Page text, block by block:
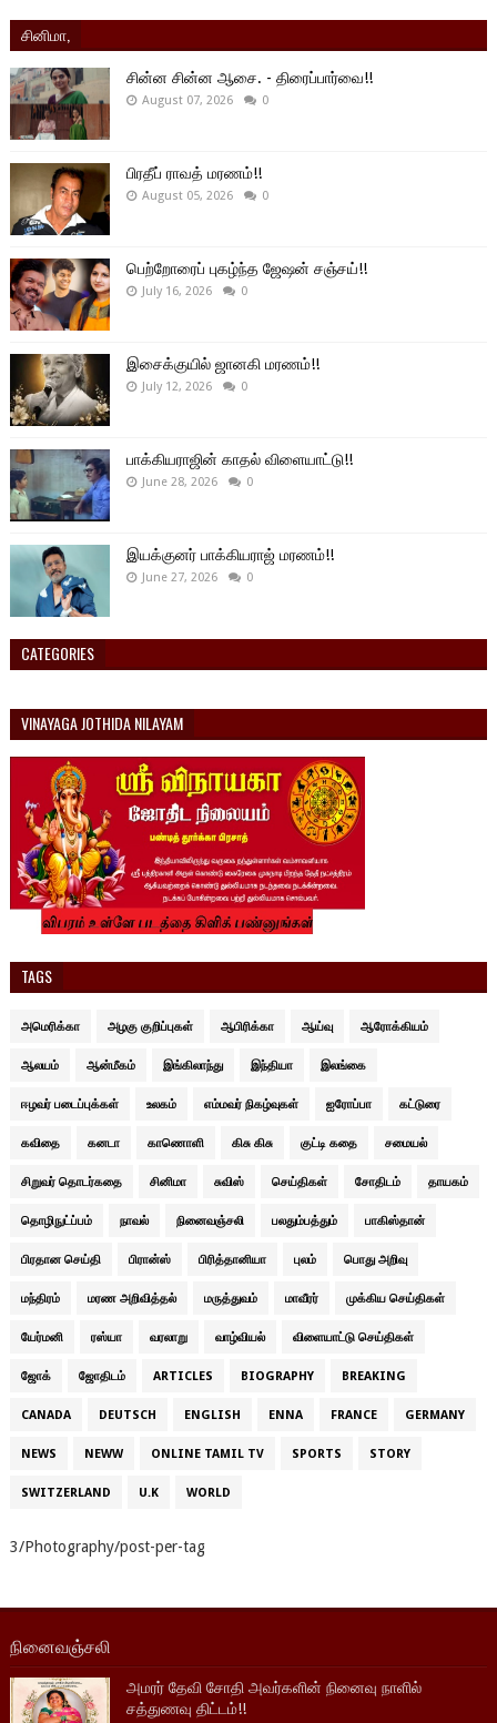
சினிமா,
சின்ன சின்ன ஆசை. - திரைப்பார்வை!!
August 07, 2026 0
பிரதீப் ராவத் மரணம்!!
August 05, 2026 0
பெற்றோரைப் புகழ்ந்த ஜேஷன் சஞ்சய்!!
July 16, 2026 0
இசைக்குயில் ஜானகி மரணம்!!
July 12, 2026 0
பாக்கியராஜின் காதல் விளையாட்டு!!
June 28, 2026 0
இயக்குனர் பாக்கியராஜ் மரணம்!!
June 27, 2026 0
CATEGORIES
VINAYAGA JOTHIDA NILAYAM
TAGS
அமெரிக்கா அழகு குறிப்புகள் ஆபிரிக்கா ஆய்வு ஆரோக்கியம்
ஆலயம் ஆன்மீகம் இங்கிலாந்து இந்தியா இலங்கை
ஈழவர் படைப்புக்கள் உலகம் எம்மவர் நிகழ்வுகள் ஐரோப்பா கட்டுரை
கவிதை கனடா காணொளி கிசு கிசு குட்டி கதை சமையல்
சிறுவர் தொடர்கதை சினிமா சுவிஸ் செய்திகள் சோதிடம் தாயகம்
தொழிநுட்ப்பம் நாவல் நினைவஞ்சலி பலதும்பத்தும் பாகிஸ்தான்
பிரதான செய்தி பிரான்ஸ் பிரித்தானியா புலம் பொது அறிவு
மந்திரம் மரண அறிவித்தல் மருத்துவம் மாவீரர் முக்கிய செய்திகள்
யேர்மனி ரஸ்யா வரலாறு வாழ்வியல் விளையாட்டு செய்திகள்
ஜோக் ஜோதிடம் ARTICLES BIOGRAPHY BREAKING
CANADA DEUTSCH ENGLISH ENNA FRANCE GERMANY
NEWS NEWW ONLINE TAMIL TV SPORTS STORY
SWITZERLAND U.K WORLD
3/Photography/post-per-tag
நினைவஞ்சலி
அமரர் தேவி சோதி அவர்களின் நினைவு நாளில்
சத்துணவு திட்டம்!!